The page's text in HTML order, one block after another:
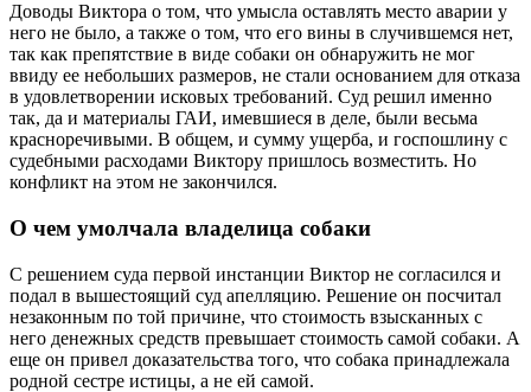
Доводы Виктора о том, что умысла оставлять место аварии у
него не было, а также о том, что его вины в случившемся нет,
так как препятствие в виде собаки он обнаружить не мог
ввиду ее небольших размеров, не стали основанием для отказа
в удовлетворении исковых требований. Суд решил именно
так, да и материалы ГАИ, имевшиеся в деле, были весьма
красноречивыми. В общем, и сумму ущерба, и госпошлину с
судебными расходами Виктору пришлось возместить. Но
конфликт на этом не закончился.
О чем умолчала владелица собаки
С решением суда первой инстанции Виктор не согласился и
подал в вышестоящий суд апелляцию. Решение он посчитал
незаконным по той причине, что стоимость взысканных с
него денежных средств превышает стоимость самой собаки. А
еще он привел доказательства того, что собака принадлежала
родной сестре истицы, а не ей самой.